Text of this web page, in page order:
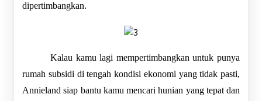
dipertimbangkan.
Kalau kamu lagi mempertimbangkan untuk punya
rumah subsidi di tengah kondisi ekonomi yang tidak pasti,
Annieland siap bantu kamu mencari hunian yang tepat dan